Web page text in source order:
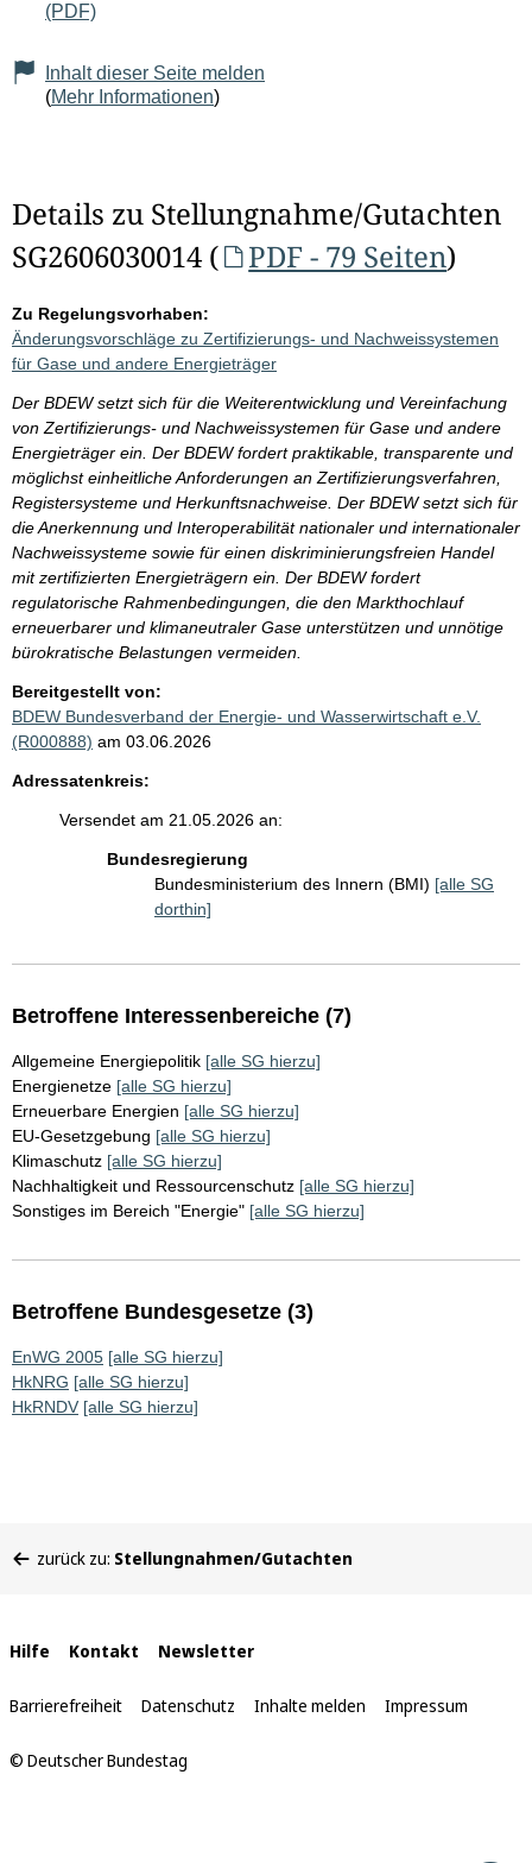
(PDF)
Inhalt dieser Seite melden
(Mehr Informationen)
Details zu Stellungnahme/Gutachten
SG2606030014 (
PDF - 79 Seiten)
Zu Regelungsvorhaben:
Änderungsvorschläge zu Zertifizierungs- und Nachweissystemen
für Gase und andere Energieträger
Der BDEW setzt sich für die Weiterentwicklung und Vereinfachung
von Zertifizierungs- und Nachweissystemen für Gase und andere
Energieträger ein. Der BDEW fordert praktikable, transparente und
möglichst einheitliche Anforderungen an Zertifizierungsverfahren,
Registersysteme und Herkunftsnachweise. Der BDEW setzt sich für
die Anerkennung und Interoperabilität nationaler und internationaler
Nachweissysteme sowie für einen diskriminierungsfreien Handel
mit zertifizierten Energieträgern ein. Der BDEW fordert
regulatorische Rahmenbedingungen, die den Markthochlauf
erneuerbarer und klimaneutraler Gase unterstützen und unnötige
bürokratische Belastungen vermeiden.
Bereitgestellt von:
BDEW Bundesverband der Energie- und Wasserwirtschaft e.V.
(R000888) am 03.06.2026
Adressatenkreis:
Versendet am 21.05.2026 an:
Bundesregierung
Bundesministerium des Innern (BMI) [alle SG
dorthin]
Betroffene Interessenbereiche (7)
Allgemeine Energiepolitik [alle SG hierzu]
Energienetze [alle SG hierzu]
Erneuerbare Energien [alle SG hierzu]
EU-Gesetzgebung [alle SG hierzu]
Klimaschutz [alle SG hierzu]
Nachhaltigkeit und Ressourcenschutz [alle SG hierzu]
Sonstiges im Bereich "Energie" [alle SG hierzu]
Betroffene Bundesgesetze (3)
EnWG 2005 [alle SG hierzu]
HkNRG [alle SG hierzu]
HkRNDV [alle SG hierzu]
befinden
zurück zu: Stellungnahmen/Gutachten
Interne
Links
Hilfe Kontakt Newsletter
Barrierefreiheit Datenschutz Inhalte melden Impressum
© Deutscher Bundestag